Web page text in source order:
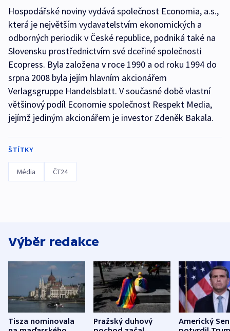
Hospodářské noviny vydává společnost Economia, a.s.,
která je největším vydavatelstvím ekonomických a
odborných periodik v České republice, podniká také na
Slovensku prostřednictvím své dceřiné společnosti
Ecopress. Byla založena v roce 1990 a od roku 1994 do
srpna 2008 byla jejím hlavním akcionářem
Verlagsgruppe Handelsblatt. V současné době vlastní
většinový podíl Economie společnost Respekt Media,
jejímž jediným akcionářem je investor Zdeněk Bakala.
ŠTÍTKY
Média ČT24
Výběr redakce
Tisza nominovala
Pražský duhový
Americký